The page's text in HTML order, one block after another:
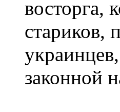
восторга,
стариков,
законной